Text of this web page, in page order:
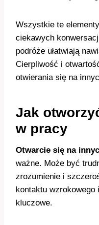
Wszystkie te
ciekawych
podróże ułatwiają
Cierpliwość i
otwierania się na
Jak
w pracy
Otwarcie się na
ważne. Może być
zrozumienie i
kontaktu wzrokowego
kluczowe.